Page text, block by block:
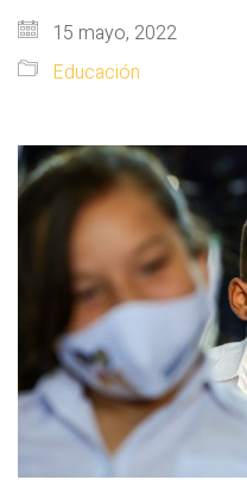
15 mayo, 2022
Educación